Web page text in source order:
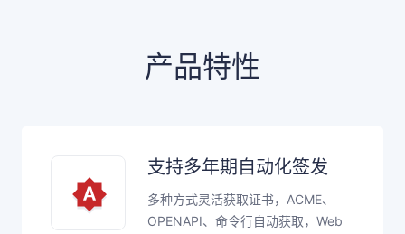
产品特性
支持多年期自动化签发
多种方式灵活获取证书，ACME、
OPENAPI、命令行自动获取，Web